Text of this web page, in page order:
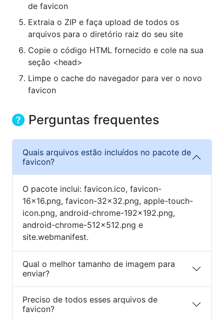
de favicon
Extraia o ZIP e faça upload de todos os
arquivos para o diretório raiz do seu site
Copie o código HTML fornecido e cole na sua
seção <head>
Limpe o cache do navegador para ver o novo
favicon
Perguntas frequentes
Quais arquivos estão incluídos no pacote de
favicon?
O pacote inclui: favicon.ico, favicon-
16x16.png, favicon-32x32.png, apple-touch-
icon.png, android-chrome-192x192.png,
android-chrome-512x512.png e
site.webmanifest.
Qual o melhor tamanho de imagem para
enviar?
Preciso de todos esses arquivos de
favicon?